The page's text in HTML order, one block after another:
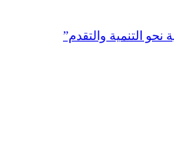
التنمية والتقدم”